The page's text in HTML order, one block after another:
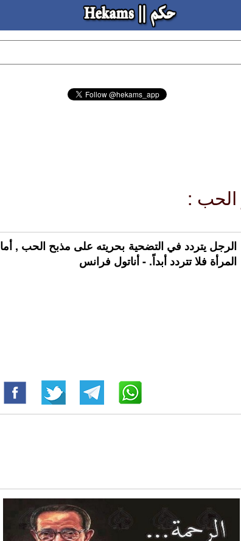
الرجل يتردد في التضحية بحريته على مذبح الحب , أما
المرأة فلا تتردد أبداً. - أناتول فرانس